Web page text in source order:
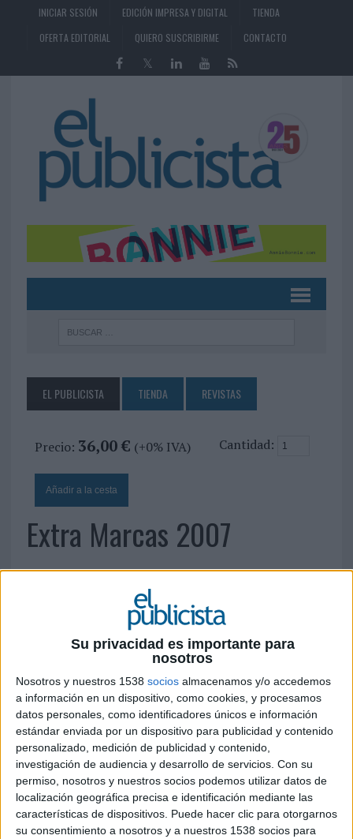
Su privacidad es importante para
nosotros
Nosotros y nuestros 1538 socios almacenamos y/o accedemos
a información en un dispositivo, como cookies, y procesamos
datos personales, como identificadores únicos e información
estándar enviada por un dispositivo para publicidad y contenido
personalizado, medición de publicidad y contenido,
investigación de audiencia y desarrollo de servicios. Con su
permiso, nosotros y nuestros socios podemos utilizar datos de
localización geográfica precisa e identificación mediante las
características de dispositivos. Puede hacer clic para otorgarnos
su consentimiento a nosotros y a nuestros 1538 socios para
INICIAR SESIÓN EDICIÓN IMPRESA Y DIGITAL
TIENDA
OFERTA EDITORIAL
QUIERO SUSCRIBIRME CONTACTO
EL PUBLICISTA TIENDA REVISTAS
Precio: 36,00 € (+0% IVA) Cantidad:
Extra Marcas 2007
4. Artículos sobre el valor de la marca:
Simón Anholt, Borja Borrero, Javier
Celaya, GemmaCernuda Canelles, Josep
Gelman y Bernhard Schaar, Belén López
Vázquez, José Martí Parreño, Carlos A.
Medina y Juan Carlos Arranz, Alfredo
Prados Covarrubias y Damián Primo de
Rivera, María Sánchez, Angel Ybañez
40. Informe 1.000 marcas